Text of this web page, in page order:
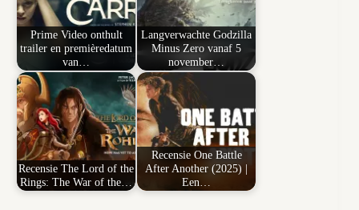
Prime Video onthult
trailer en premièredatum
van…
Langverwachte Godzilla
Minus Zero vanaf 5
november…
Recensie The Lord of the
Rings: The War of the…
Recensie One Battle
After Another (2025) |
Een…